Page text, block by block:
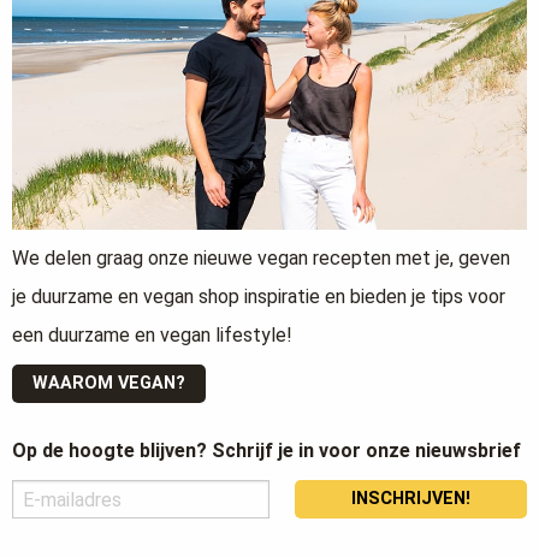
We delen graag onze nieuwe vegan recepten met je, geven
je duurzame en vegan shop inspiratie en bieden je tips voor
een duurzame en vegan lifestyle!
WAAROM VEGAN?
Op de hoogte blijven? Schrijf je in voor onze nieuwsbrief
INSCHRIJVEN!